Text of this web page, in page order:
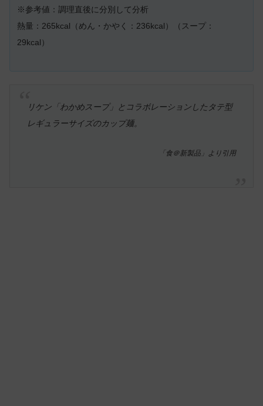
※参考値：調理直後に分別して分析
熱量：265kcal（めん・かやく：236kcal）（スープ：
29kcal）
リケン「わかめスープ」とコラボレーションしたタテ型
レギュラーサイズのカップ麺。
「食＠新製品」より引用